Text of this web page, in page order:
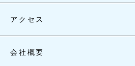
アクセス
会社概要